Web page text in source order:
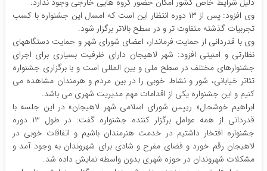
دلیل شرایط خاص کشور امکان حضور گروه هایی خارجی وجود ندارد.
وی افزود: پس از ۱۳ دوره انتظار این است که امسال این جشنواره با کسب
تجربیات گذشته متفاوت تر و در سطح بالاتر برگزار شود.
وی با قدردانی از حمایت فرماندار، اعضای شورای شهر و حمایت دستگاههای
نظارتی و امنیتی افزود: شهر لاهیجان دارای ظرفیت بسیاری برای اجرای
جشنوارهای مختلف در سطح ملی و بین المللی است و با برگزاری جشنواره
تئاتر خیابانی، شور و نشاط خوبی را در بین مردم و هرمندان مشاهده می
کنیم و این جشنواره یکی از اقدامات مهم مدیریت شهری می باشد.
ابراهیم خوشحال« رییس شورای اسلامی شهر لاهیجان» در این جلسه با
قدردانی از همه عوامل برگزار کننده جشنواره گفت: در طول ۱۳ دوره
جشنواره افتخار داشتیم در خدمت هنرمندان باشیم و اتفاقات خوبی در
لاهیجان رقم خورد و فضای مفرح و شادی برای شهروندان به وجود آمد و
مشکلات شهروندان در حوزه شهری بدون واسطه نمایش داده شد.